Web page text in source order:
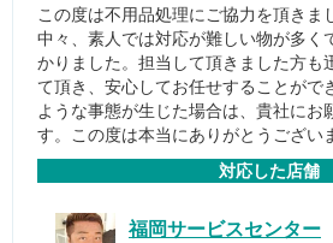
この度は不用品処理にご協力を頂きま
中々、素人では対応が難しい物が多く
かりました。担当して頂きました方も
て頂き、安心してお任せすることがで
ような事態が生じた場合は、貴社にお
す。この度は本当にありがとうござい
対応した店舗
福岡サービスセンター